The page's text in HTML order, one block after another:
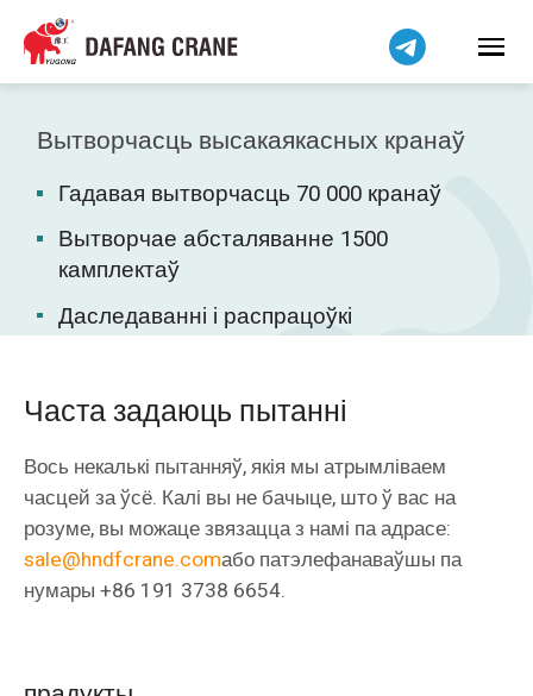
Вытворчасць высакаякасных кранаў
Гадавая вытворчасць 70 000 кранаў
Вытворчае абсталяванне 1500
камплектаў
Даследаванні і распрацоўкі
Часта задаюць пытанні
Вось некалькі пытанняў, якія мы атрымліваем
часцей за ўсё. Калі вы не бачыце, што ў вас на
розуме, вы можаце звязацца з намі па адрасе:
sale@hndfcrane.comабо патэлефанаваўшы па
нумары +86 191 3738 6654.
हिन्दी
Bahasa Indonesia
Bahasa Melayu
Tiếng Việt
বাংলা
فارسی
Pilipino
اردو
Kiswahili
Dansk
Norsk
O‘zbekcha